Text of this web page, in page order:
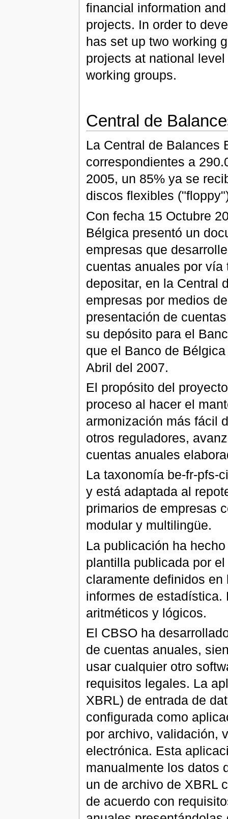
financial information
projects. In order to
has set up two working
projects at national
working groups.
Central de
La Central de Balances
correspondientes a
2005, un 85% ya se
discos flexibles
Con fecha 15 Octubre
Bélgica presentó un
empresas que
cuentas anuales por
depositar, en la Central
empresas por medios
presentación de
su depósito para el
que el Banco de
Abril del 2007.
El propósito del
proceso al hacer el
armonización más fácil
otros reguladores,
cuentas anuales
La taxonomía be-fr-pfs-
y está adaptada al
primarios de empresas
modular y multilingüe.
La publicación ha
plantilla publicada por
claramente definidos
informes de estadística.
aritméticos y lógicos.
El CBSO ha
de cuentas anuales,
usar cualquier otro
requisitos legales. La
XBRL) de entrada de
configurada como
por archivo, validación,
electrónica. Esta
manualmente los datos
un de archivo de XBRL
de acuerdo con